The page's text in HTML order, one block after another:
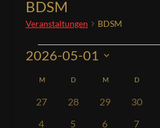
BDSM
Veranstaltungen BDSM
Veranstaltungen
2026-05-01
Kalender
von
M MONTAGD DIENSTAGM MITTWOCH
D
0
27
0
28
0
29
0
30
0
4
0
5
0
6
0
7